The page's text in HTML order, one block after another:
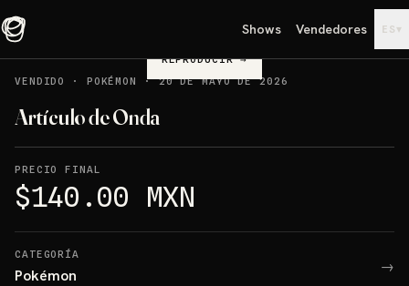
Shows Vendedores ES ▾
REPRODUCIR→
VENDIDO
· POKÉMON ·20 DE MAYO DE 2026
Artículo de Onda
PRECIO FINAL
$140.00 MXN
CATEGORÍA
Pokémon →